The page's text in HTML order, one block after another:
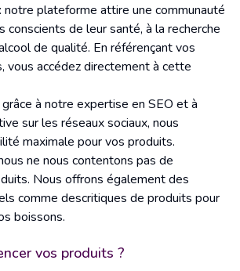
notre plateforme attire une communauté
conscients de leur santé, à la recherche
de qualité. En référençant vos
vous accédez directement à cette
à notre expertise en SEO et à
sur les réseaux sociaux, nous
maximale pour vos produits.
ne nous contentons pas de
Nous offrons également des
comme descritiques de produits pour
boissons.
vos produits ?